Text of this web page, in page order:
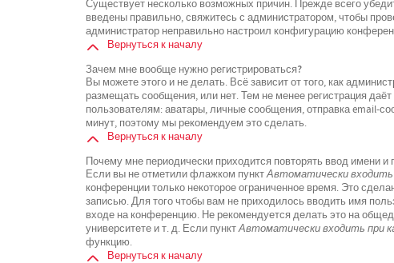
Существует несколько возможных причин. Прежде всего
введены правильно, свяжитесь с администратором, чтобы
администратор неправильно настроил конфигурацию
Вернуться к началу
Зачем мне вообще нужно регистрироваться?
Вы можете этого и не делать. Всё зависит от того, как
размещать сообщения, или нет. Тем не менее регистрация
пользователям: аватары, личные сообщения, отправка email-
минут, поэтому мы рекомендуем это сделать.
Вернуться к началу
Почему мне периодически приходится повторять ввод имени и
Если вы не отметили флажком пунктАвтоматически
конференции только некоторое ограниченное время. Это
записью. Для того чтобы вам не приходилось вводить имя
входе на конференцию. Не рекомендуется делать это на
университете и т. д. Если пунктАвтоматически входить при
функцию.
Вернуться к началу